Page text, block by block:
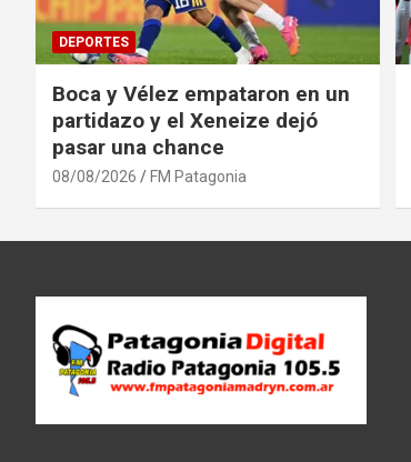
DEPORTES
Boca y Vélez empataron en un
partidazo y el Xeneize dejó
pasar una chance
08/08/2026 FM Patagonia